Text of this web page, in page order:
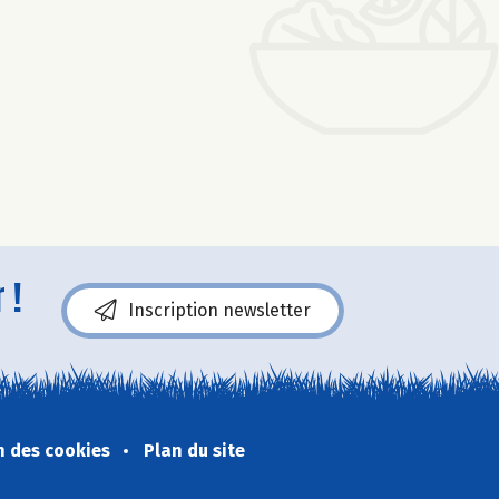
! Inscription newsletter
des cookies Plan du site